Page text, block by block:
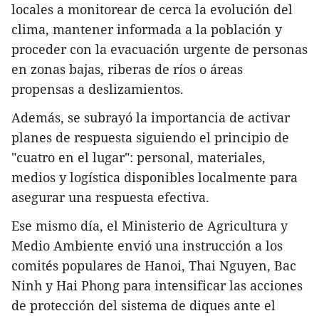
locales a monitorear de cerca la evolución del
clima, mantener informada a la población y
proceder con la evacuación urgente de personas
en zonas bajas, riberas de ríos o áreas
propensas a deslizamientos.
Además, se subrayó la importancia de activar
planes de respuesta siguiendo el principio de
"cuatro en el lugar": personal, materiales,
medios y logística disponibles localmente para
asegurar una respuesta efectiva.
Ese mismo día, el Ministerio de Agricultura y
Medio Ambiente envió una instrucción a los
comités populares de Hanoi, Thai Nguyen, Bac
Ninh y Hai Phong para intensificar las acciones
de protección del sistema de diques ante el